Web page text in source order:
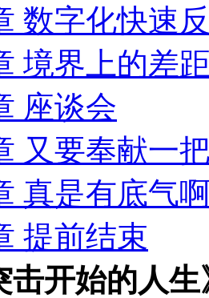
数字化快速
境界上的差
座谈会
又要奉献一
真是有底气
提前结束
击开始的人